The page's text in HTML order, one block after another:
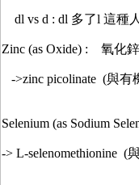
dl vs d : dl 多了l 這種
Zinc (as Oxide) : 氧化鋅
->zinc picolinate (與
Selenium (as Sodium
-> L-selenomethionine (